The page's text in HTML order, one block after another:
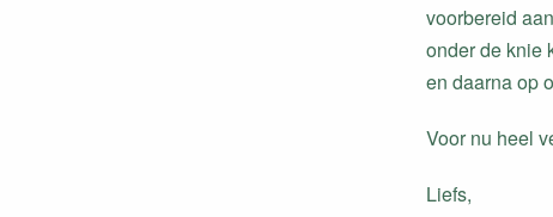
voorbereid
onder de knie
en daarna op
Voor nu heel
Liefs,